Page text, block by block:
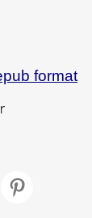
format